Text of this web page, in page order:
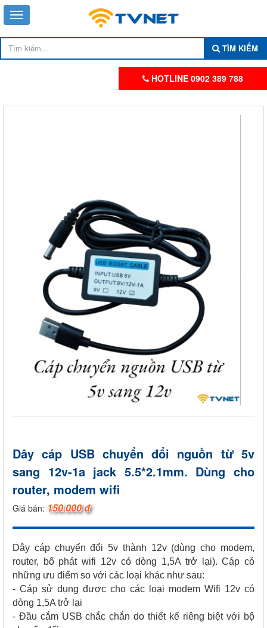
TÌM KIẾM
HOTLINE 0902 389 788
Dây cáp USB chuyển đổi nguồn từ 5v
sang 12v-1a jack 5.5*2.1mm. Dùng cho
router, modem wifi
Giá bán: 150.000 đ
Dây cáp chuyển đổi 5v thành 12v (dùng cho modem,
router, bô phát wifi 12v có dòng 1,5A trở lại). Cáp có
những ưu điểm so với các loại khác như sau:
- Cáp sử dụng được cho các loại modem Wifi 12v có
dòng 1,5A trở lại
- Đầu cắm USB chắc chắn do thiết kế riêng biệt với bộ